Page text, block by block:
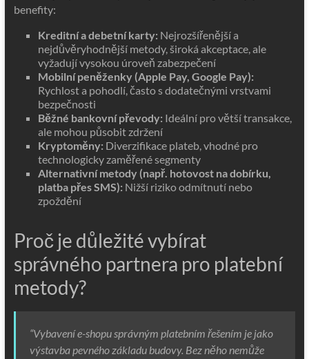
benefity:
Kreditní a debetní karty: Nejrozšířenější a
nejdůvěryhodnější metody, široká akceptace, ale
vyžadují vysokou úroveň zabezpečení
Mobilní peněženky (Apple Pay, Google Pay):
Rychlost a pohodlí, často s dodatečnými vrstvami
bezpečnosti
Běžné bankovní převody: Ideální pro větší transakce,
ale mohou působit zdržení
Kryptoměny: Diverzifikace plateb, vhodné pro
technologicky zaměřené segmenty
Alternativní metody (např. hotovost na dobírku,
platba přes SMS): Nižší riziko odmítnutí nebo
zpoždění
Proč je důležité vybírat
správného partnera pro platební
metody?
“Vybavení e-shopu správným platebním řešením je jako
výstavba pevného základu budovy. Bez něho nemůže